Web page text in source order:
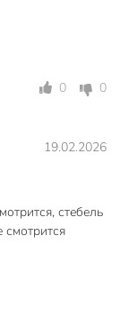
0 0
19.02.2026
стебель
смотрится